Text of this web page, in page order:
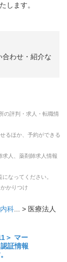
します。
わせ・紹介な
の評判・求人・転職情
るほか、予約ができる
求人、薬剤師求人情報
なってください。
かりつけ
科 ... > 医療法人